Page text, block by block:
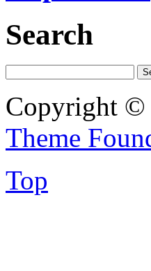
Search
Copyright ©
Theme
Top